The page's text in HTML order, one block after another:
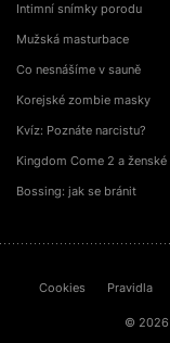
Intimní snímky porodu
Mužská masturbace
Co nesnášíme v sauně
Korejské zombie masky
Kvíz: Poznáte narcistu?
Kingdom Come 2 a ženské
Bossing: jak se bránit
Cookies Pravidla
© 2026